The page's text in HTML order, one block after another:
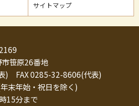
サイトマップ
笹原26番地
) FAX 0285-32-8606(代表)
末年始・祝日を除く)
15分まで